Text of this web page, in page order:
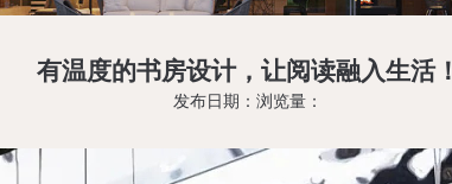
有温度的书房设计，让阅读融入生活！
发布日期： 浏览量：